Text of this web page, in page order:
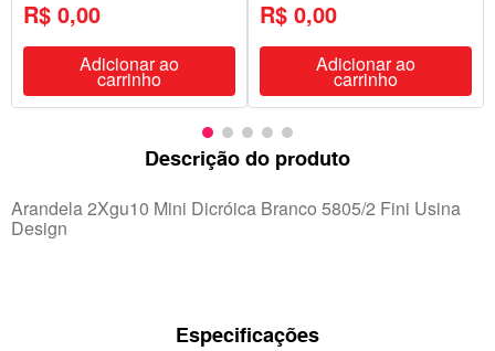
R$ 0,00
Adicionar ao
carrinho
R$ 0,00
Adicionar ao
carrinho
Descrição do produto
Arandela 2Xgu10 Mini Dicróica Branco 5805/2 Fini Usina
Design
Especificações